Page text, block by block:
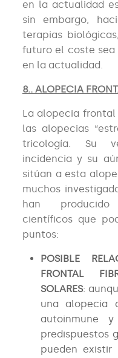
en la actualidad
sin embargo,
terapias
futuro el coste sea
en la actualidad.
8.. ALOPECIA
La alopecia frontal
las alopecias
tricología. Su
incidencia y su
sitúan a esta
muchos
han producido
científicos que
puntos:
POSIBLE
FRONTAL
SOLARES:
una alopecia
autoinmune
predispuestos
pueden existir